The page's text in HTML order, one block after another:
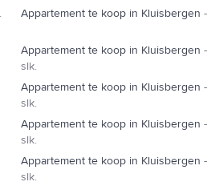
Appartement te koop in Kluisbergen
Appartement te koop in Kluisbergen
slk.
Appartement te koop in Kluisbergen
slk.
Appartement te koop in Kluisbergen
slk.
Appartement te koop in Kluisbergen
slk.